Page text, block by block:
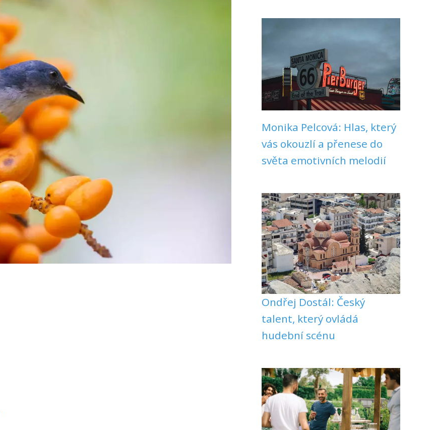
Monika Pelcová: Hlas, který
vás okouzlí a přenese do
světa emotivních melodií
Ondřej Dostál: Český
talent, který ovládá
hudební scénu